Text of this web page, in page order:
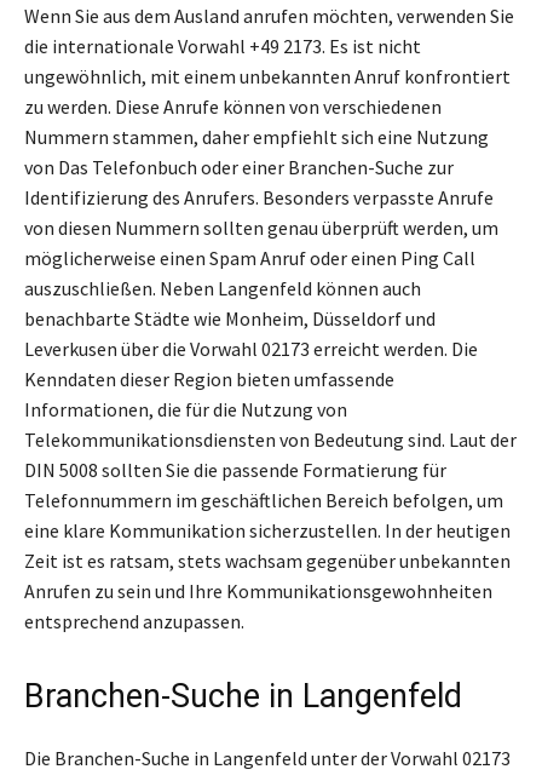
Wenn Sie aus dem Ausland anrufen möchten, verwenden Sie
die internationale Vorwahl +49 2173. Es ist nicht
ungewöhnlich, mit einem unbekannten Anruf konfrontiert
zu werden. Diese Anrufe können von verschiedenen
Nummern stammen, daher empfiehlt sich eine Nutzung
von Das Telefonbuch oder einer Branchen-Suche zur
Identifizierung des Anrufers. Besonders verpasste Anrufe
von diesen Nummern sollten genau überprüft werden, um
möglicherweise einen Spam Anruf oder einen Ping Call
auszuschließen. Neben Langenfeld können auch
benachbarte Städte wie Monheim, Düsseldorf und
Leverkusen über die Vorwahl 02173 erreicht werden. Die
Kenndaten dieser Region bieten umfassende
Informationen, die für die Nutzung von
Telekommunikationsdiensten von Bedeutung sind. Laut der
DIN 5008 sollten Sie die passende Formatierung für
Telefonnummern im geschäftlichen Bereich befolgen, um
eine klare Kommunikation sicherzustellen. In der heutigen
Zeit ist es ratsam, stets wachsam gegenüber unbekannten
Anrufen zu sein und Ihre Kommunikationsgewohnheiten
entsprechend anzupassen.
Branchen-Suche in Langenfeld
Die Branchen-Suche in Langenfeld unter der Vorwahl 02173